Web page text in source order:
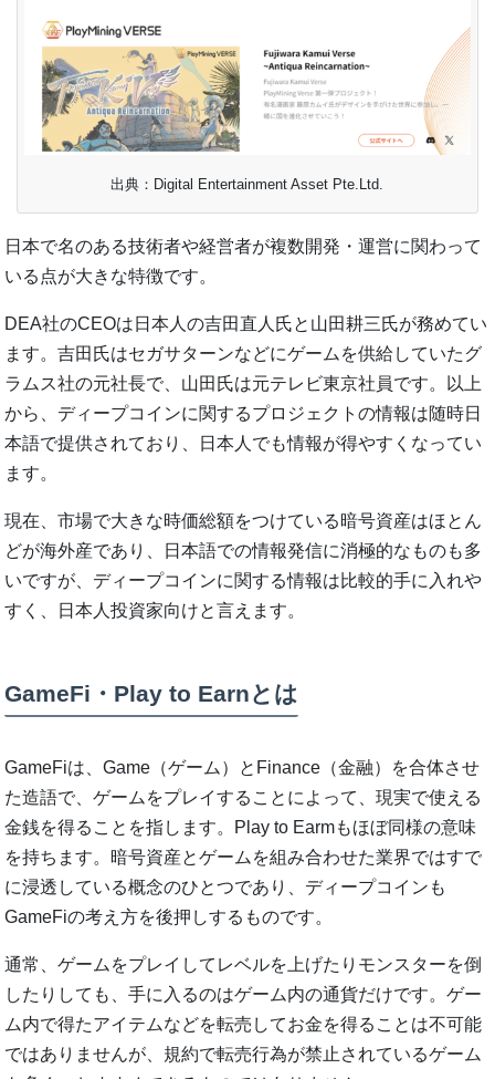
出典：Digital Entertainment Asset Pte.Ltd.
日本で名のある技術者や経営者が複数開発・運営に関わって
いる点が大きな特徴です。
DEA社のCEOは日本人の吉田直人氏と山田耕三氏が務めてい
ます。吉田氏はセガサターンなどにゲームを供給していたグ
ラムス社の元社長で、山田氏は元テレビ東京社員です。以上
から、ディープコインに関するプロジェクトの情報は随時日
本語で提供されており、日本人でも情報が得やすくなってい
ます。
現在、市場で大きな時価総額をつけている暗号資産はほとん
どが海外産であり、日本語での情報発信に消極的なものも多
いですが、ディープコインに関する情報は比較的手に入れや
すく、日本人投資家向けと言えます。
GameFi・Play to Earnとは
GameFiは、Game（ゲーム）とFinance（金融）を合体させ
た造語で、ゲームをプレイすることによって、現実で使える
金銭を得ることを指します。Play to Earmもほぼ同様の意味
を持ちます。暗号資産とゲームを組み合わせた業界ではすで
に浸透している概念のひとつであり、ディープコインも
GameFiの考え方を後押しするものです。
通常、ゲームをプレイしてレベルを上げたりモンスターを倒
したりしても、手に入るのはゲーム内の通貨だけです。ゲー
ム内で得たアイテムなどを転売してお金を得ることは不可能
ではありませんが、規約で転売行為が禁止されているゲーム